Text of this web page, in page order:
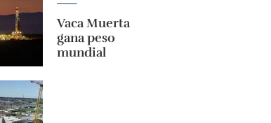
Vaca Muerta
gana peso
mundial